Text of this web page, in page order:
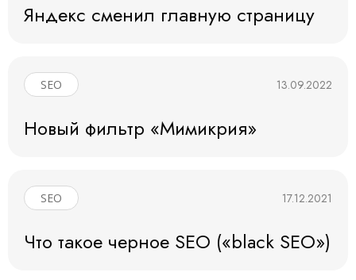
Яндекс сменил главную страницу
SEO 13.09.2022
Новый фильтр «Мимикрия»
SEO 17.12.2021
Что такое черное SEO («black SEO»)